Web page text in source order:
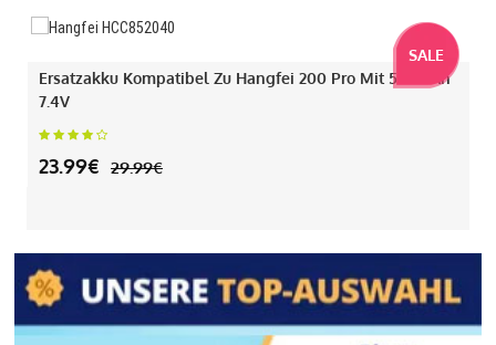
SALE
Ersatzakku Kompatibel Zu Hangfei 200 Pro Mit 550mAh
7.4V
23.99€ 29.99€